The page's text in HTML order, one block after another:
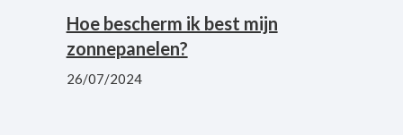
Hoe bescherm ik best mijn
zonnepanelen?
26/07/2024